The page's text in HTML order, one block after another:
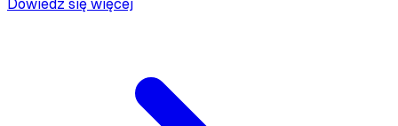
Dowiedz się więcej